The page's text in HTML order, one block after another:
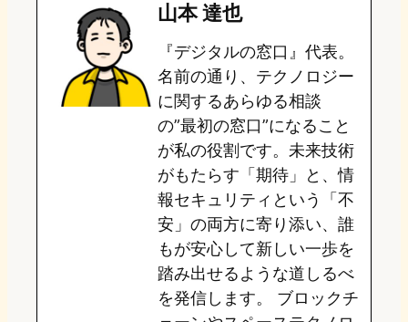
o
o
n
s
k
b
o
o
k
a
山本 達也
『デジタルの窓口』代表。
名前の通り、テクノロジー
に関するあらゆる相談
の”最初の窓口”になること
が私の役割です。未来技術
がもたらす「期待」と、情
報セキュリティという「不
安」の両方に寄り添い、誰
もが安心して新しい一歩を
踏み出せるような道しるべ
を発信します。 ブロックチ